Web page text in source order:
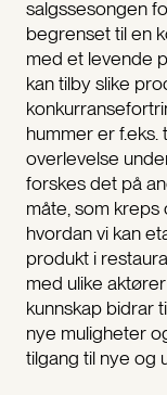
salgssesongen
begrenset til en
med et levende
kan tilby slike
hummer er
overlevelse
forskes det på
måte, som
hvordan vi kan
produkt i
med ulike
kunnskap bidrar
nye muligheter
tilgang til nye og